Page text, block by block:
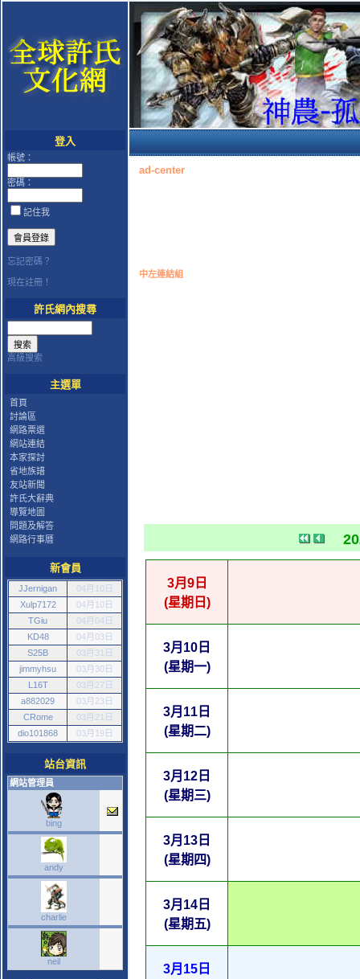
登入
帳號：
密碼：
記住我
忘記密碼？
現在註冊！
許氏網內搜尋
高級搜索
主選單
首頁
討論區
網路票選
網站連結
本家探討
省地族譜
友站新聞
許氏大辭典
導覽地圖
問題及解答
網路行事曆
新會員
JJernigan
04月10日
Xulp7172
04月10日
TGiu
04月04日
KD48
04月03日
S25B
03月31日
jimmyhsu
03月30日
L16T
03月27日
a882029
03月23日
CRome
03月21日
dio101868
03月19日
站台資訊
網站管理員
bing
andy
charlie
neil
ad-center
中左連結組
3月9日
(星期日)
3月10日
(星期一)
3月11日
(星期二)
3月12日
(星期三)
3月13日
(星期四)
3月14日
(星期五)
3月15日